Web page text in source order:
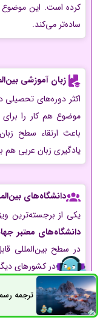
کرده است. این موضوع
ساده‌تر می‌کند.
زبان آموزشی
اکثر دوره‌های تحصیلی
موضوع هم کار را
باعث ارتقاء سطح
یادگیری زبان عربی هم
دانشگاه‌های
یکی از برجسته‌ترین
دانشگاه‌های معتبر
در سطح بین‌المللی
اشتغال در کشورهای
ترجمهراه های ارتباطی